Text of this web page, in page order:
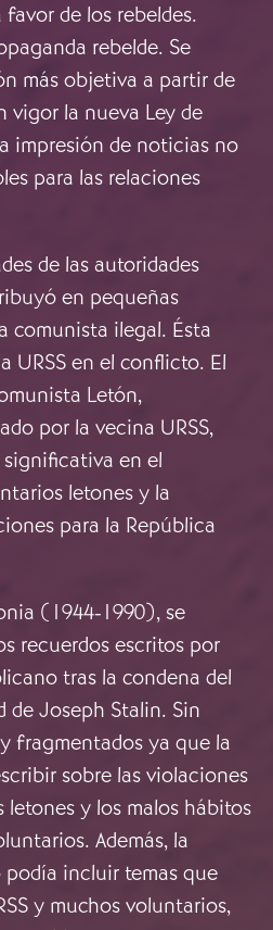
de los rebeldes.
rebelde. Se
más objetiva a partir de
vigor la nueva Ley de
impresión de noticias no
para las relaciones
de las autoridades
en pequeñas
comunista ilegal. Ésta
URSS en el conflicto. El
Letón,
por la vecina URSS,
en el
letones y la
para la República
(1944-1990), se
recuerdos escritos por
tras la condena del
de Joseph Stalin. Sin
fragmentados ya que la
sobre las violaciones
y los malos hábitos
Además, la
incluir temas que
y muchos voluntarios,